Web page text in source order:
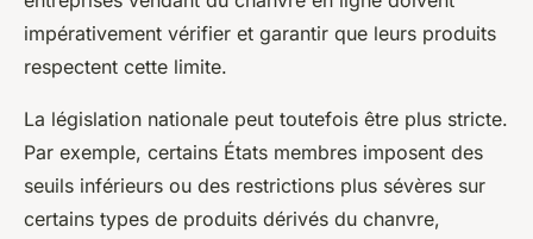
impérativement vérifier et garantir que leurs produits
respectent cette limite.
La législation nationale peut toutefois être plus stricte.
Par exemple, certains États membres imposent des
seuils inférieurs ou des restrictions plus sévères sur
certains types de produits dérivés du chanvre,